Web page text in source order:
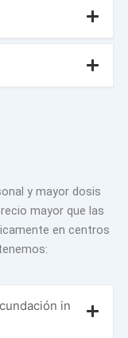
y mayor dosis
mayor que las
en centros
in